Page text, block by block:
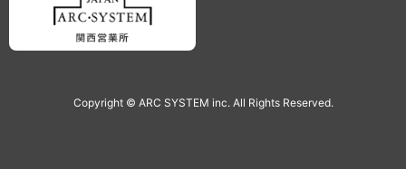
Copyright © ARC SYSTEM inc. All Rights Reserved.